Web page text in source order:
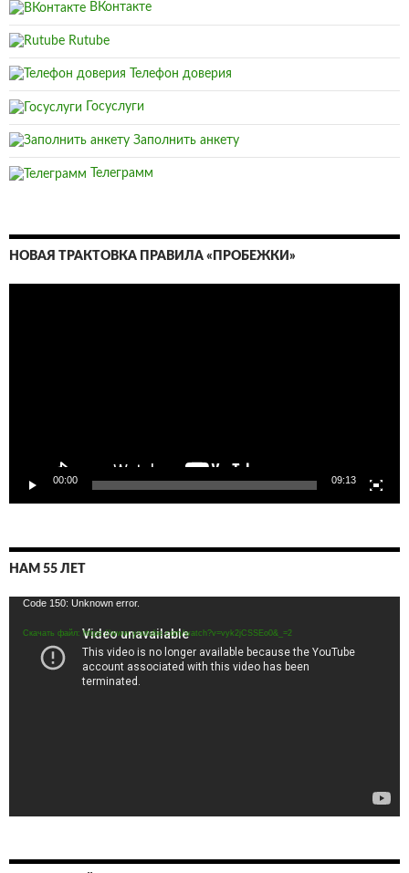
ВКонтакте
Rutube
Телефон доверия
Госуслуги
Заполнить анкету
Телеграмм
НОВАЯ ТРАКТОВКА ПРАВИЛА «ПРОБЕЖКИ»
00:00 09:13
НАМ 55 ЛЕТ
Видеоплеер
Code 150: Unknown error.
Скачать файл: https://www.youtube.com/watch?v=vyk2jCSSEo0&_=2